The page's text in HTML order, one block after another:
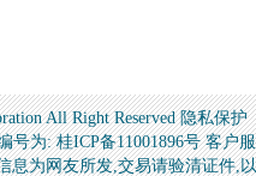
All Right Reserved 隐私保护
为: 桂ICP备11001896号 客户服
息为网友所发,交易请验清证件,